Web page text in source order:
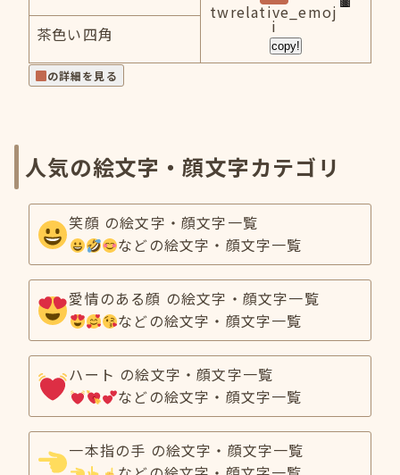
twrelative_emoj
i
copy!
茶色い四角
の詳細を見る
人気の絵文字・顔文字カテゴリ
笑顔 の絵文字・顔文字一覧
などの絵文字・顔文字一覧
愛情のある顔 の絵文字・顔文字一覧
などの絵文字・顔文字一覧
ハート の絵文字・顔文字一覧
などの絵文字・顔文字一覧
一本指の手 の絵文字・顔文字一覧